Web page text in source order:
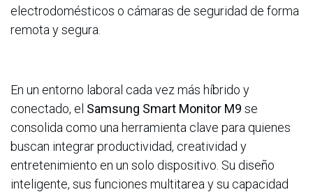
electrodomésticos o cámaras de seguridad de forma
remota y segura.
En un entorno laboral cada vez más híbrido y
conectado, el Samsung Smart Monitor M9 se
consolida como una herramienta clave para quienes
buscan integrar productividad, creatividad y
entretenimiento en un solo dispositivo. Su diseño
inteligente, sus funciones multitarea y su capacidad